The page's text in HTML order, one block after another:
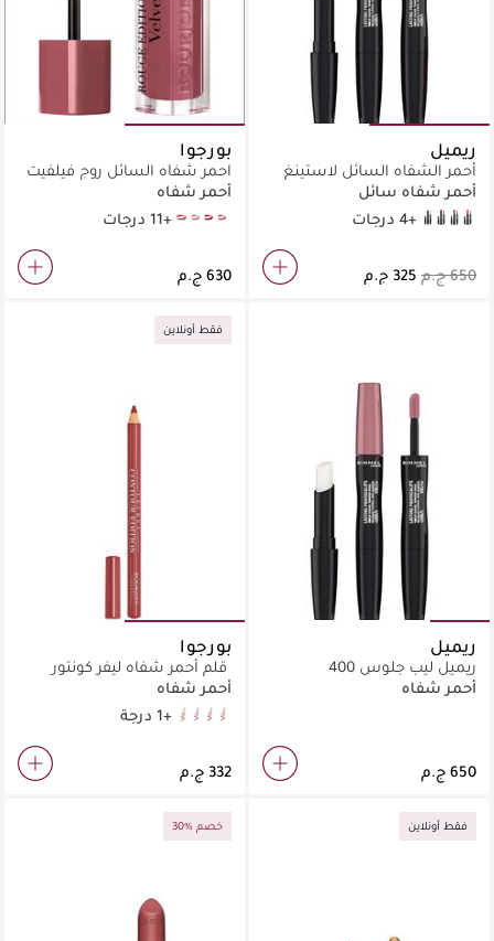
ريميل
أحمر الشفاه السائل لاستينغ
بروفوكاليبس
أحمر شفاه سائل
730 Make A Mauve
220 Come Up Roses
570 No Wine-Ing
440 Maroon Swoon+4 درجات
بورجوا
احمر شفاه السائل روج فيلفيت
أحمر شفاه
nude-ist
grand cru
10 Don’t pink of it
12 Beau brun +11 درجات
ريميل
ريميل ليب جلوس 400
أحمر شفاه
فقط أونلاين
بورجوا
قلم أحمر شفاه ليفر كونتور
إيديشن
أحمر شفاه
nude wave
funky brown
Coton candy
nuts about you
+1 درجة
فقط أونلاين 30% خصم